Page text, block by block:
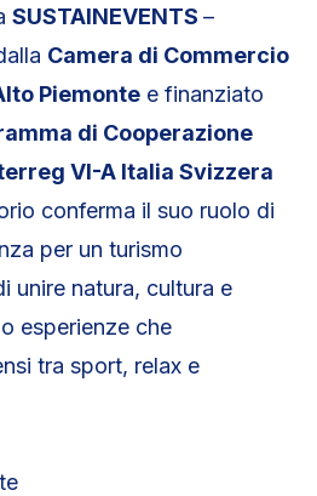
SUSTAINEVENTS –
Camera di Commercio
Piemonte e finanziato
di Cooperazione
VI-A Italia Svizzera
conferma il suo ruolo di
per un turismo
unire natura, cultura e
esperienze che
tra sport, relax e